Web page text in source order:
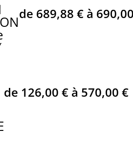
de 689,88 €à
de 126,00 €à 570,00 €